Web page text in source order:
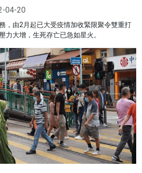
04-20
，由2月起已大受疫情加收緊限聚令雙重打
力大增，生死存亡已急如星火。